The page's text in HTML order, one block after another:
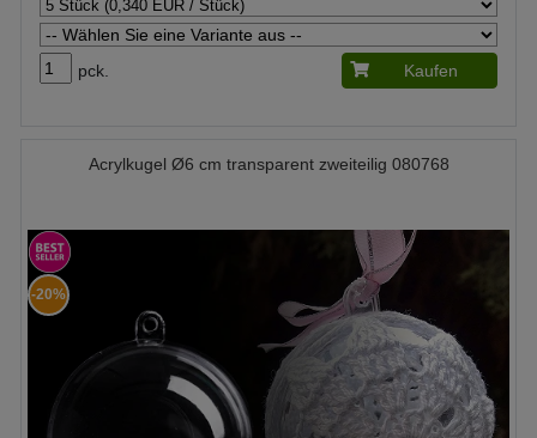
pck. Kaufen
Acrylkugel Ø6 cm transparent zweiteilig 080768
-20%